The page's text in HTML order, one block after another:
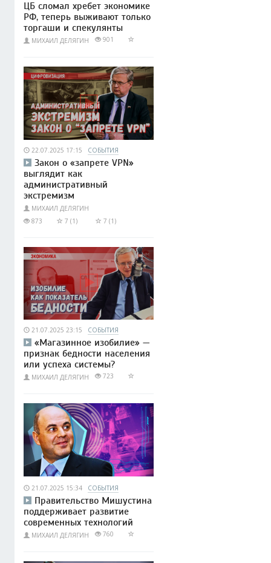
ЦБ сломал хребет экономике
РФ, теперь выживают только
торгаши и спекулянты
МИХАИЛ ДЕЛЯГИН 901
22.07.2025 17:15 СОБЫТИЯ
Закон о «запрете VPN»
выглядит как
административный
экстремизм
МИХАИЛ ДЕЛЯГИН
873
7 (1) 7 (1)
21.07.2025 23:15 СОБЫТИЯ
«Магазинное изобилие» —
признак бедности населения
или успеха системы?
МИХАИЛ ДЕЛЯГИН 723
21.07.2025 15:34 СОБЫТИЯ
Правительство Мишустина
поддерживает развитие
современных технологий
МИХАИЛ ДЕЛЯГИН 760